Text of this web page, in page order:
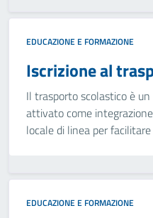
EDUCAZIONE E FORMAZIONE
Iscrizione al
Il trasporto scolastico è
attivato come
locale di linea per
EDUCAZIONE E FORMAZIONE